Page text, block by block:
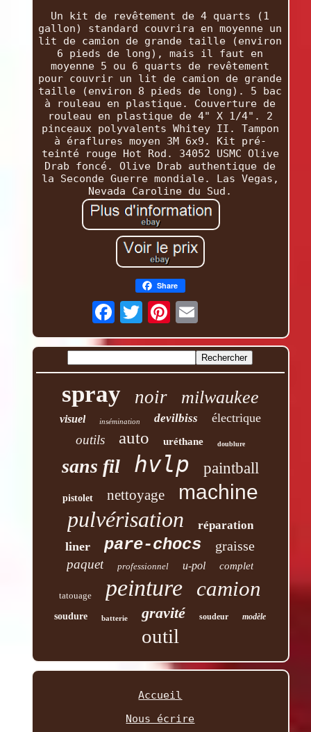
Un kit de revêtement de 4 quarts (1
gallon) standard couvrira en moyenne un
lit de camion de grande taille (environ
6 pieds de long), mais il faut en
moyenne 5 ou 6 quarts de revêtement
pour couvrir un lit de camion de grande
taille (environ 8 pieds de long). 5 bac
à rouleau en plastique. Couverture de
rouleau en plastique de 4" X 1/4". 2
pinceaux polyvalents Whitey II. Tampon
à éraflures moyen 3M 6x9. Kit pré-
teinté rouge Hot Rod. 34052 USMC Olive
Drab foncé. Olive Drab authentique de
la Seconde Guerre mondiale. Las Vegas,
Nevada Caroline du Sud.
Share
spray noir milwaukee
visuel insémination devilbiss électrique
outils auto uréthane doublure
sans fil hvlp paintball
pistolet nettoyage machine
pulvérisation réparation
liner pare-chocs graisse
paquet professionnel u-pol complet
tatouage peinture camion
soudure batterie gravité soudeur modèle
outil
Accueil
Nous écrire